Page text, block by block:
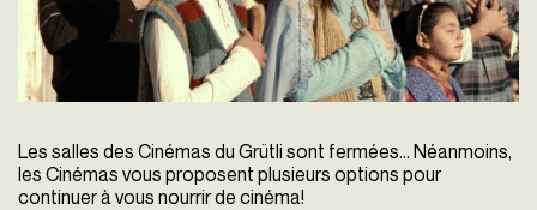
Les salles des Cinémas du Grütli sont fermées... Néanmoins,
les Cinémas vous proposent plusieurs options pour
continuer à vous nourrir de cinéma!